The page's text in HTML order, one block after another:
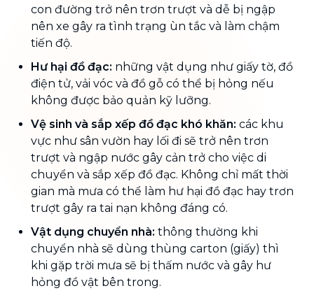
con đường trở nên trơn trượt và dễ bị ngập
nên xe gây ra tình trạng ùn tắc và làm chậm
tiến độ.
Hư hại đồ đạc: những vật dụng như giấy tờ, đồ
điện tử, vải vóc và đồ gỗ có thể bị hỏng nếu
không được bảo quản kỹ lưỡng.
Vệ sinh và sắp xếp đồ đạc khó khăn: các khu
vực như sân vườn hay lối đi sẽ trở nên trơn
trượt và ngập nước gây cản trở cho việc di
chuyển và sắp xếp đồ đạc. Không chỉ mất thời
gian mà mưa có thể làm hư hại đồ đạc hay trơn
trượt gây ra tai nạn không đáng có.
Vật dụng chuyển nhà: thông thường khi
chuyển nhà sẽ dùng thùng carton (giấy) thì
khi gặp trời mưa sẽ bị thấm nước và gây hư
hỏng đồ vật bên trong.